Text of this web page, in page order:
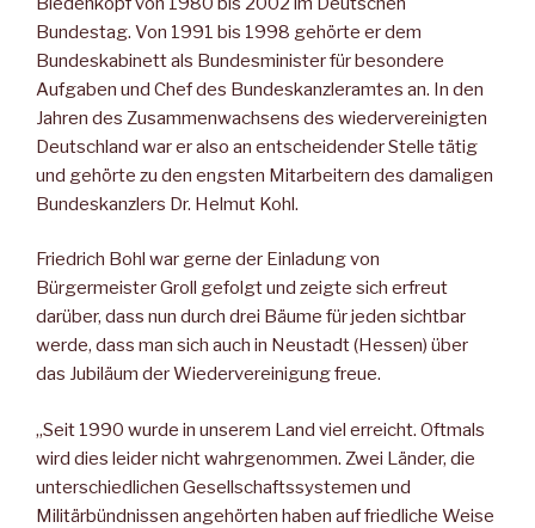
Bundestag. Von 1991 bis 1998 gehörte er dem
Bundeskabinett als Bundesminister für besondere
Aufgaben und Chef des Bundeskanzleramtes an. In den
Jahren des Zusammenwachsens des wiedervereinigten
Deutschland war er also an entscheidender Stelle tätig
und gehörte zu den engsten Mitarbeitern des damaligen
Bundeskanzlers Dr. Helmut Kohl.
Friedrich Bohl war gerne der Einladung von
Bürgermeister Groll gefolgt und zeigte sich erfreut
darüber, dass nun durch drei Bäume für jeden sichtbar
werde, dass man sich auch in Neustadt (Hessen) über
das Jubiläum der Wiedervereinigung freue.
„Seit 1990 wurde in unserem Land viel erreicht. Oftmals
wird dies leider nicht wahrgenommen. Zwei Länder, die
unterschiedlichen Gesellschaftssystemen und
Militärbündnissen angehörten haben auf friedliche Weise